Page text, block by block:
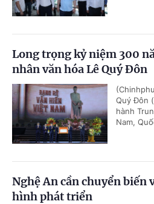
Long trọng kỷ niệm 300
nhân văn hóa Lê Quý Đôn
Quý Đôn
hành
Nam,
Nghệ An cần chuyển biến
hình phát triển